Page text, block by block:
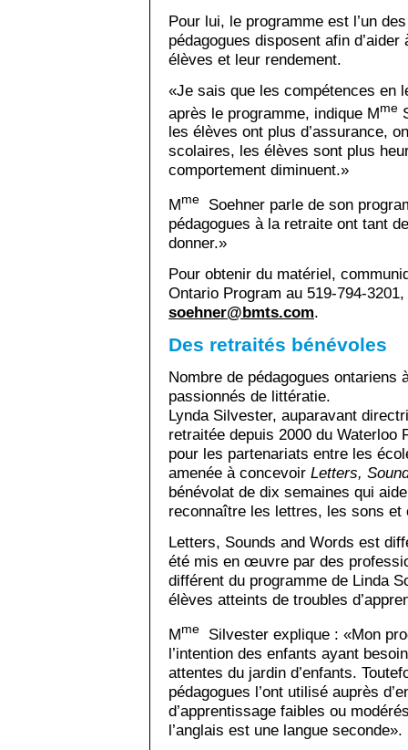
Pour lui, le programme est l’un
pédagogues disposent afin
élèves et leur rendement.
«Je sais que les compétences en
après le programme, indique Mme
les élèves ont plus d’assurance,
scolaires, les élèves sont plus
comportement diminuent.»
Mme
Soehner parle de son
pédagogues à la retraite ont tant
donner.»
Pour obtenir du matériel,
Ontario Program au 519-794-
soehner@bmts.com.
Des retraités bénévoles
Nombre de pédagogues ontariens
passionnés de littératie.
Lynda Silvester, auparavant
retraitée depuis 2000 du Waterloo
pour les partenariats entre les
amenée à concevoir Letters,
bénévolat de dix semaines qui
reconnaître les lettres, les sons et
Letters, Sounds and Words est
été mis en œuvre par des
différent du programme de Linda
élèves atteints de troubles
Mme
Silvester explique : «Mon
l’intention des enfants ayant
attentes du jardin d’enfants.
pédagogues l’ont utilisé auprès
d’apprentissage faibles ou
l’anglais est une langue seconde».